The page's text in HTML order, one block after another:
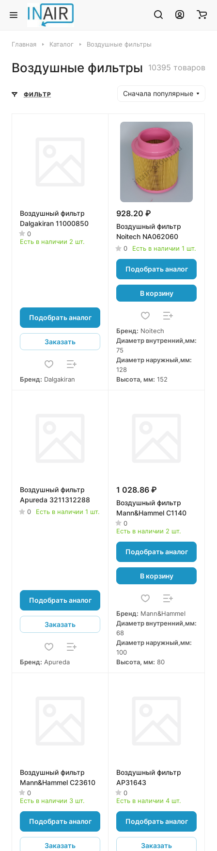
Главная Каталог Воздушные фильтры
Воздушные фильтры 10395 товаров
ФИЛЬТР Сначала популярные
Воздушный фильтр
Dalgakiran 11000850
0
Есть в наличии 2 шт.
Подобрать аналог
Заказать
Бренд: Dalgakiran
928.20 ₽
Воздушный фильтр
Noitech NA062060
0 Есть в наличии 1 шт.
Подобрать аналог
В корзину
Бренд: Noitech
Диаметр внутренний,мм:
75
Диаметр наружный,мм:
128
Высота, мм: 152
Воздушный фильтр
Apureda 3211312288
0 Есть в наличии 1 шт.
Подобрать аналог
Заказать
Бренд: Apureda
1 028.86 ₽
Воздушный фильтр
Mann&Hammel C1140
0
Есть в наличии 2 шт.
Подобрать аналог
В корзину
Бренд: Mann&Hammel
Диаметр внутренний,мм:
68
Диаметр наружный,мм:
100
Высота, мм: 80
Воздушный фильтр
Mann&Hammel C23610
0
Есть в наличии 3 шт.
Подобрать аналог
Заказать
Воздушный фильтр
AP31643
0
Есть в наличии 4 шт.
Подобрать аналог
Заказать